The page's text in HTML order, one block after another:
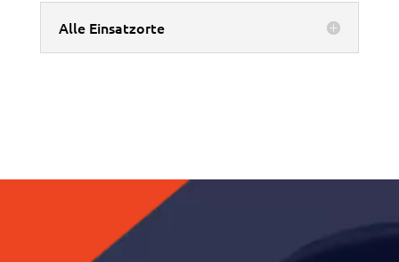
Alle Einsatzorte